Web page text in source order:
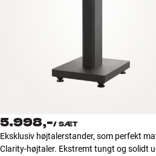
MÆRKER
TILBUD
5.998,-/ SÆT
Eksklusiv højtalerstander, som perfekt
Clarity-højtaler. Ekstremt tungt og solidt